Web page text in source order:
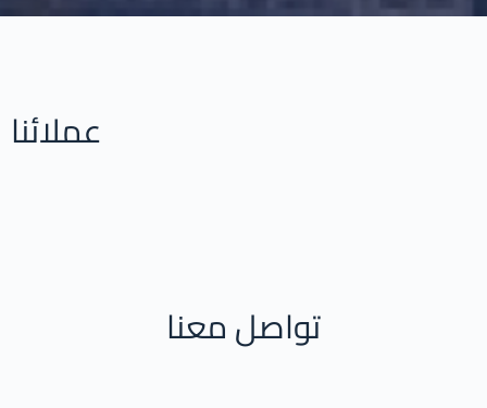
عملائنا
تواصل معنا